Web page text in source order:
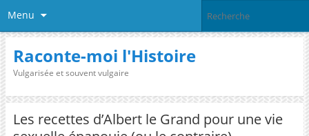
Menu
Raconte-moi l'Histoire
Vulgarisée et souvent vulgaire
Les recettes d’Albert le Grand pour une vie